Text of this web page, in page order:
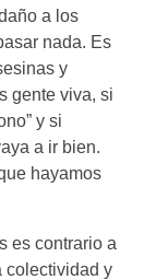
a los
nada. Es
y
gente viva, si
y si
a ir bien.
hayamos
es contrario a
colectividad y